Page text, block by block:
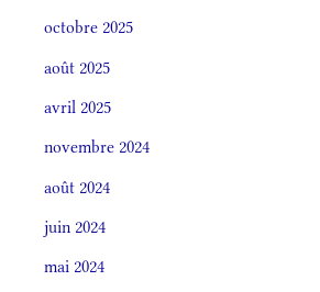
octobre 2025
août 2025
avril 2025
novembre 2024
août 2024
juin 2024
mai 2024